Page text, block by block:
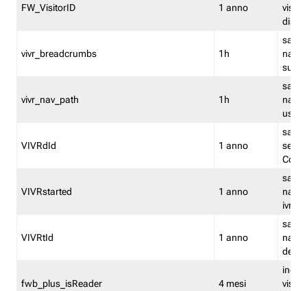
FW_VisitorID 1 anno
vivr_breadcrumbs 1h
salva
su
vivr_nav_path 1h
salva
VIVRdId 1 anno
salva
Convy
VIVRstarted 1 anno
salva
ivr
VIVRtId 1 anno
salva
del
fwb_plus_isReader 4 mesi